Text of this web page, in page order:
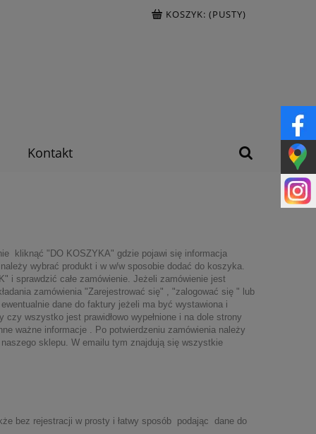
KOSZYK: (PUSTY)
Kontakt
kliknąć "DO KOSZYKA" gdzie pojawi się informacja
wybrać produkt i w w/w sposobie dodać do koszyka.
i sprawdzić całe zamówienie. Jeżeli zamówienie jest
zamówienia "Zarejestrować się" , "zalogować się " lub
dane do faktury jeżeli ma być wystawiona i
wszystko jest prawidłowo wypełnione i na dole strony
ważne informacje . Po potwierdzeniu zamówienia należy
sklepu. W emailu tym znajdują się wszystkie
bez rejestracji w prosty i łatwy sposób podając dane do